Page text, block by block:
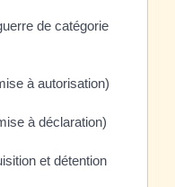
de catégorie
à autorisation)
à déclaration)
et détention